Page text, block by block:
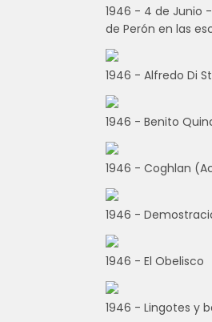
1946 - 4 de Junio
de Perón en las
1946 - Alfredo Di
1946 - Benito
1946 - Coghlan
1946 -
1946 - El Obelisco
1946 - Lingotes y